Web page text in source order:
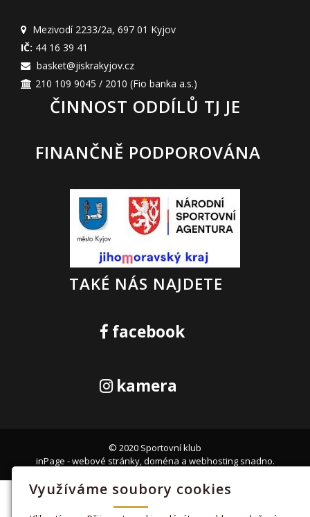
Mezivodí 2233/2a, 697 01 Kyjov
IČ: 44 16 39 41
basket@jiskrakyjov.cz
210 109 9045 / 2010 (Fio banka a.s.)
ČINNOST ODDÍLŮ TJ JE
FINANČNĚ PODPOROVÁNA
TAKÉ NÁS NAJDETE
facebook
kamera
© 2020 Sportovní klub
inPage -webové stránky,doména a webhostingsnadno.
Využíváme soubory cookies